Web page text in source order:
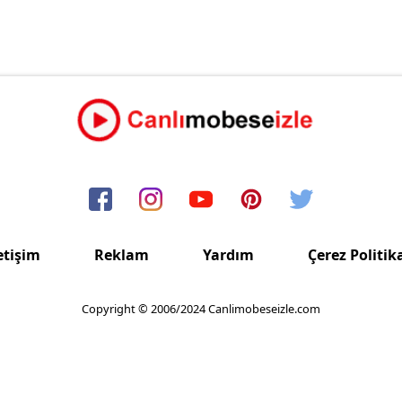
Reklam Yardım Çerez
Copyright © 2006/2024 Canlimobeseizle.com